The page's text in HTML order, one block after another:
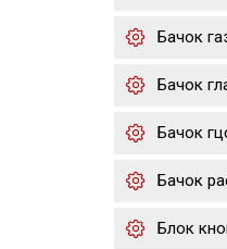
Бачок
Бачок
Бачок
Бачок
Блок